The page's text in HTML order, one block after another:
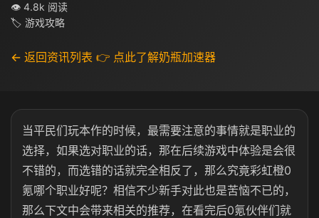
👁 4.8k 阅读
🏷 游戏攻略
← 返回资讯列表 👉 点此了解奶瓶加速器
当平民们玩本作的时候，最需要注意的事情就是职业的
选择，如果选对职业的话，那在后续游戏中体验是会很
不错的，而选错的话就完全相反了，那么究竟彩虹橙0
氪哪个职业好呢？相信不少新手对此也是苦恼不已的，
那么下文中会带来相关的推荐，在看完后0氪伙伴们就